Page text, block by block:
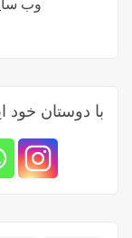
وب
با دوستان خود